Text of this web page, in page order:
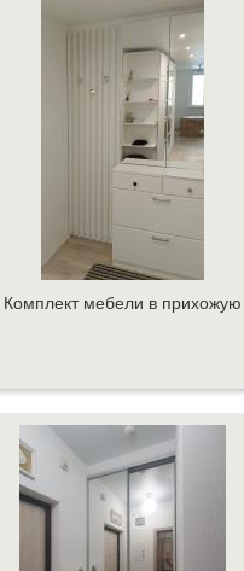
Комплект мебели в прихожую